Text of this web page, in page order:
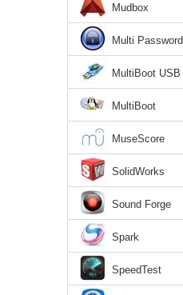
Mudbox
Multi
MultiBoot USB
MultiBoot
MuseScore
SolidWorks
Sound Forge
Spark
SpeedTest